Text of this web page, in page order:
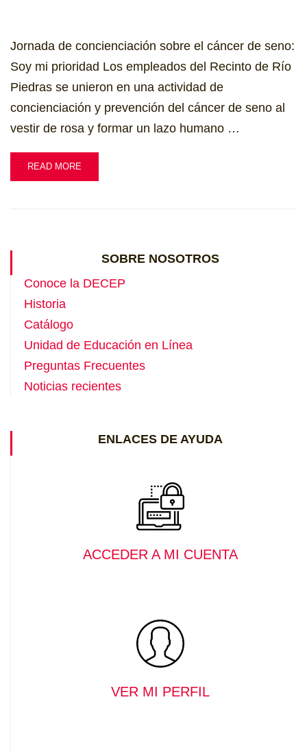
Jornada de concienciación sobre el cáncer de seno:
Soy mi prioridad Los empleados del Recinto de Río
Piedras se unieron en una actividad de
concienciación y prevención del cáncer de seno al
vestir de rosa y formar un lazo humano …
READ MORE
SOBRE NOSOTROS
Conoce la DECEP
Historia
Catálogo
Unidad de Educación en Línea
Preguntas Frecuentes
Noticias recientes
ENLACES DE AYUDA
ACCEDER A MI CUENTA
VER MI PERFIL